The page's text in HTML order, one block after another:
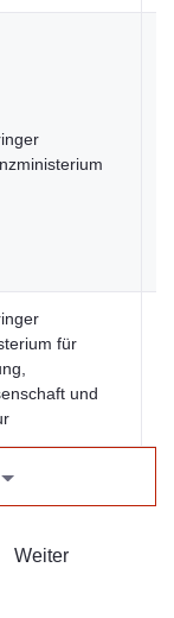
für
und
Weiter